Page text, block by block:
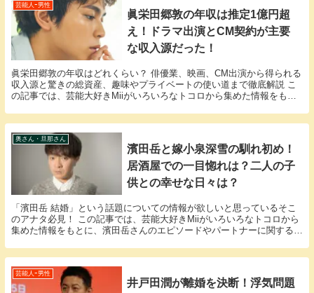
芸能人ｰ男性
眞栄田郷敦の年収は推定1億円超
え！ドラマ出演とCM契約が主要
な収入源だった！
眞栄田郷敦の年収はどれくらい？ 俳優業、映画、CM出演から得られる
収入源と驚きの総資産、趣味やプライベートの使い道まで徹底解説 こ
の記事では、芸能大好きMiiがいろいろなトコロから集めた情報をもと
奥さん・旦那さん
濱田岳と嫁小泉深雪の馴れ初め！
居酒屋での一目惚れは？二人の子
供との幸せな日々は？
「濱田岳 結婚」という話題についての情報が欲しいと思っているそこ
のアナタ必見！ この記事では、芸能大好きMiiがいろいろなトコロから
集めた情報をもとに、濱田岳さんのエピソードやパートナーに関する
芸能人ｰ男性
井戸田潤が離婚を決断！浮気問題